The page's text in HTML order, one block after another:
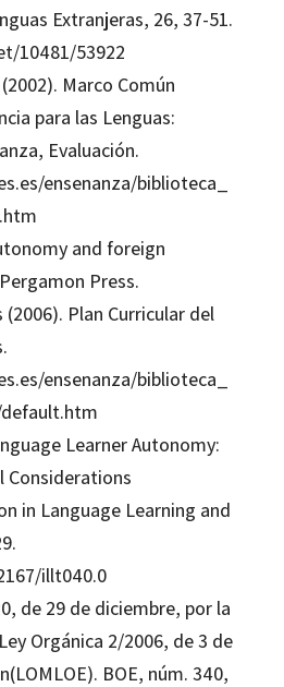
Extranjeras, 26, 37-51.
10481/53922
Marco Común
para las Lenguas:
Evaluación.
ensenanza/biblioteca_
and foreign
Press.
Plan Curricular del
ensenanza/biblioteca_
Learner Autonomy:
Considerations
in Language Learning and
illt040.0
de 29 de diciembre, por la
Orgánica 2/2006, de 3 de
BOE, núm. 340,